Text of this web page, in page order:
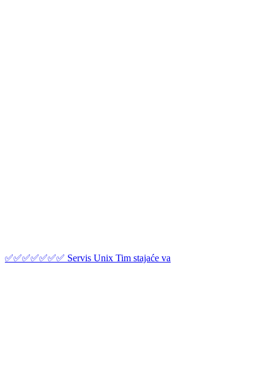
✅✅✅✅✅✅✅ Servis Unix Tim stajaće va